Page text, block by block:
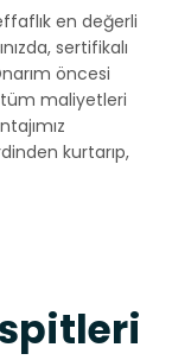
en değerli
sertifikalı
öncesi
maliyetleri
kurtarıp,